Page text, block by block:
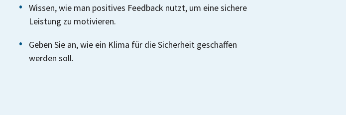
Wissen, wie man positives Feedback nutzt, um eine sichere
Leistung zu motivieren.
Geben Sie an, wie ein Klima für die Sicherheit geschaffen
werden soll.